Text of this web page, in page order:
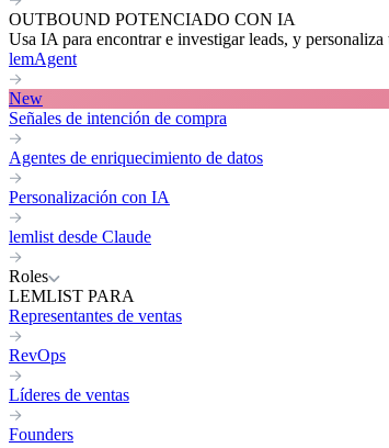
OUTBOUND POTENCIADO CON IA
Usa IA para encontrar e investigar leads, y
lemAgent
New
Señales de intención de compra
Agentes de enriquecimiento de datos
Personalización con IA
lemlist desde Claude
Roles
LEMLIST PARA
Representantes de ventas
RevOps
Líderes de ventas
Founders